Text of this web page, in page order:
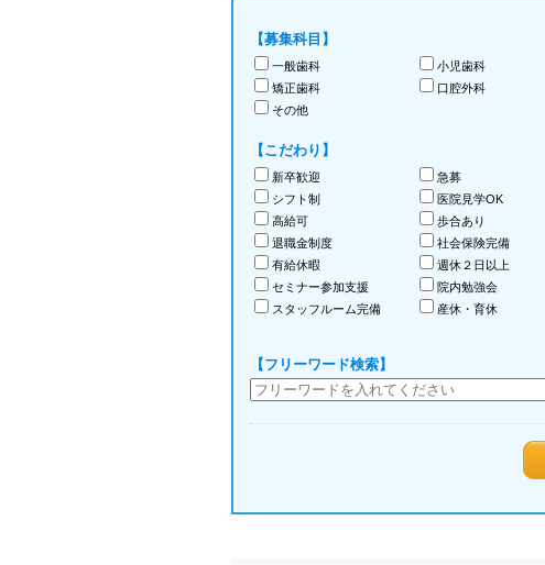
【募集科目】
一般歯科 小児歯科
矯正歯科
口腔外科
その他
【こだわり】
新卒歓迎 急募
シフト制
医院見学OK
高給可
歩合あり
退職金制度
社会保険完備
有給休暇
週休２日以上
セミナー参加支援
院内勉強会
スタッフルーム完備
産休・育休
【フリーワード検索】